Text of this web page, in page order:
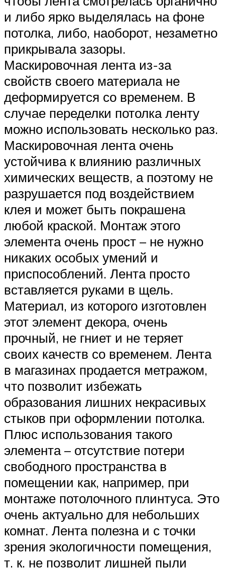
и либо ярко выделялась на фоне
потолка, либо, наоборот, незаметно
прикрывала зазоры.
Маскировочная лента из-за
свойств своего материала не
деформируется со временем. В
случае переделки потолка ленту
можно использовать несколько раз.
Маскировочная лента очень
устойчива к влиянию различных
химических веществ, а поэтому не
разрушается под воздействием
клея и может быть покрашена
любой краской. Монтаж этого
элемента очень прост – не нужно
никаких особых умений и
приспособлений. Лента просто
вставляется руками в щель.
Материал, из которого изготовлен
этот элемент декора, очень
прочный, не гниет и не теряет
своих качеств со временем. Лента
в магазинах продается метражом,
что позволит избежать
образования лишних некрасивых
стыков при оформлении потолка.
Плюс использования такого
элемента – отсутствие потери
свободного пространства в
помещении как, например, при
монтаже потолочного плинтуса. Это
очень актуально для небольших
комнат. Лента полезна и с точки
зрения экологичности помещения,
т. к. не позволит лишней пыли